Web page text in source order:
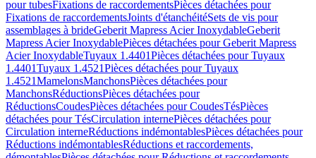
pour tubesFixations de raccordementsPièces détachées pour
Fixations de raccordementsJoints d'étanchéitéSets de vis pour
assemblages à brideGeberit Mapress Acier InoxydableGeberit
Mapress Acier InoxydablePièces détachées pour Geberit Mapress
Acier InoxydableTuyaux 1.4401Pièces détachées pour Tuyaux
1.4401Tuyaux 1.4521Pièces détachées pour Tuyaux
1.4521MamelonsManchonsPièces détachées pour
ManchonsRéductionsPièces détachées pour
RéductionsCoudesPièces détachées pour CoudesTésPièces
détachées pour TésCirculation internePièces détachées pour
Circulation interneRéductions indémontablesPièces détachées pour
Réductions indémontablesRéductions et raccordements,